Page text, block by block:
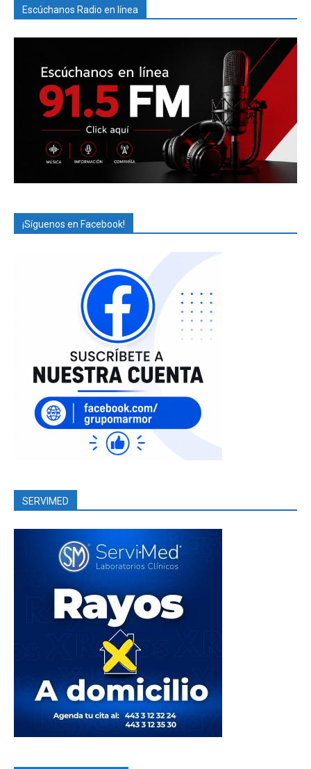
Escúchanos Radio en línea
¡Síguenos en Facebook!
SERVIMED